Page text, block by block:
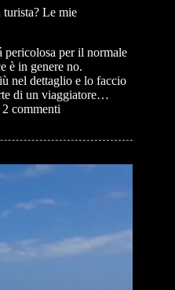
turista? Le mie
pericolosa per il normale
è in genere no.
nel dettaglio e lo faccio
di un viaggiatore…
2 commenti